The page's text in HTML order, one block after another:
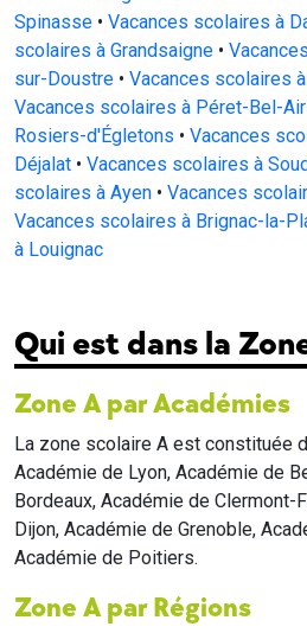
Spinasse • Vacances scolaires à
scolaires à Grandsaigne •
sur-Doustre • Vacances scolaires
Vacances scolaires à Péret-Bel-Air
Rosiers-d'Égletons • Vacances
Déjalat • Vacances scolaires à
scolaires à Ayen • Vacances
Vacances scolaires à Brignac-la-
à Louignac
Qui est dans la
Zone A par Académies
La zone scolaire A est constituée
Académie de Lyon, Académie de
Bordeaux, Académie de Clermont-
Dijon, Académie de Grenoble,
Académie de Poitiers.
Zone A par Régions